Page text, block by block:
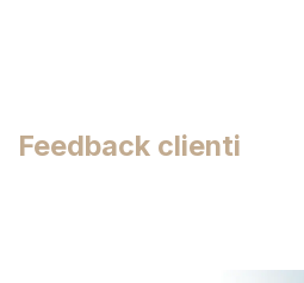
Feedback clienti